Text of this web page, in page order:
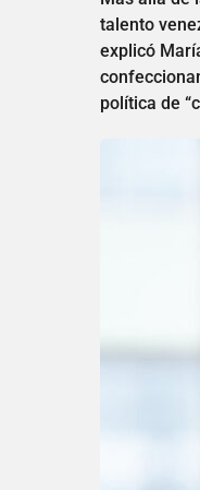
talento
explicó
política de